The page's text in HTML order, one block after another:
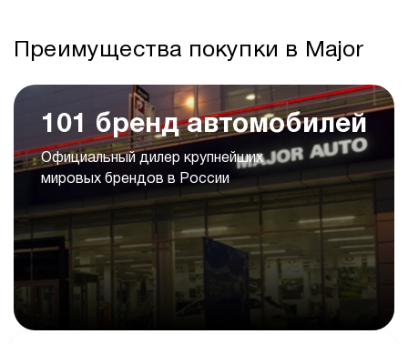
Преимущества покупки в Major
101 бренд автомобилей
Официальный дилер крупнейших
мировых брендов в России